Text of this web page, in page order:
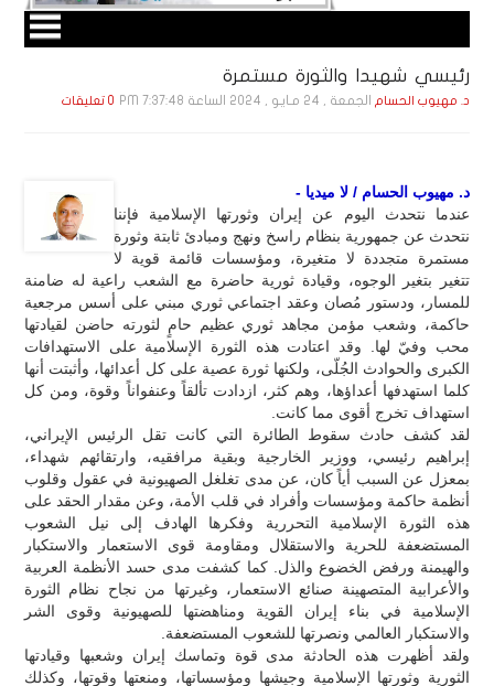
رئيسي شهيدا والثورة مستمرة
د. مهيوب الحسام الجمعة , 24 مـايـو , 2024 الساعة 7:37:48 PM 0 تعليقات
د. مهيوب الحسام / لا ميديا -
عندما نتحدث اليوم عن إيران وثورتها الإسلامية فإننا
نتحدث عن جمهورية بنظام راسخ ونهج ومبادئ ثابتة وثورة
مستمرة متجددة لا متغيرة، ومؤسسات قائمة قوية لا
تتغير بتغير الوجوه، وقيادة ثورية حاضرة مع الشعب راعية له ضامنة
للمسار، ودستور مُصان وعقد اجتماعي ثوري مبني على أسس مرجعية
حاكمة، وشعب مؤمن مجاهد ثوري عظيم حامٍ لثورته حاضن لقيادتها
محب وفيّ لها. وقد اعتادت هذه الثورة الإسلامية على الاستهدافات
الكبرى والحوادث الجُلّى، ولكنها ثورة عصية على كل أعدائها، وأثبتت أنها
كلما استهدفها أعداؤها، وهم كثر، ازدادت تألقاً وعنفواناً وقوة، ومن كل
استهداف تخرج أقوى مما كانت.
لقد كشف حادث سقوط الطائرة التي كانت تقل الرئيس الإيراني،
إبراهيم رئيسي، ووزير الخارجية وبقية مرافقيه، وارتقائهم شهداء،
بمعزل عن السبب أياً كان، عن مدى تغلغل الصهيونية في عقول وقلوب
أنظمة حاكمة ومؤسسات وأفراد في قلب الأمة، وعن مقدار الحقد على
هذه الثورة الإسلامية التحررية وفكرها الهادف إلى نيل الشعوب
المستضعفة للحرية والاستقلال ومقاومة قوى الاستعمار والاستكبار
والهيمنة ورفض الخضوع والذل. كما كشفت مدى حسد الأنظمة العربية
والأعرابية المتصهينة صنائع الاستعمار، وغيرتها من نجاح نظام الثورة
الإسلامية في بناء إيران القوية ومناهضتها للصهيونية وقوى الشر
والاستكبار العالمي ونصرتها للشعوب المستضعفة.
ولقد أظهرت هذه الحادثة مدى قوة وتماسك إيران وشعبها وقيادتها
الثورية وثورتها الإسلامية وجيشها ومؤسساتها، ومنعتها وقوتها، وكذلك